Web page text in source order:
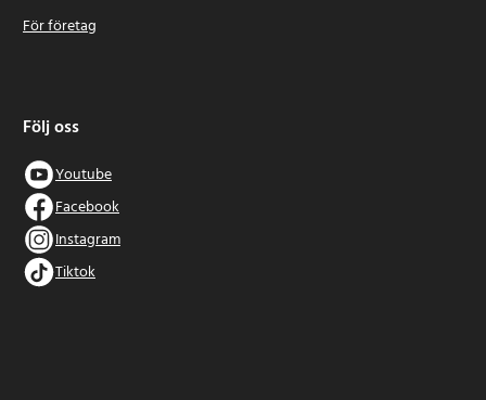
För företag
Följ oss
Youtube
Facebook
Instagram
Tiktok